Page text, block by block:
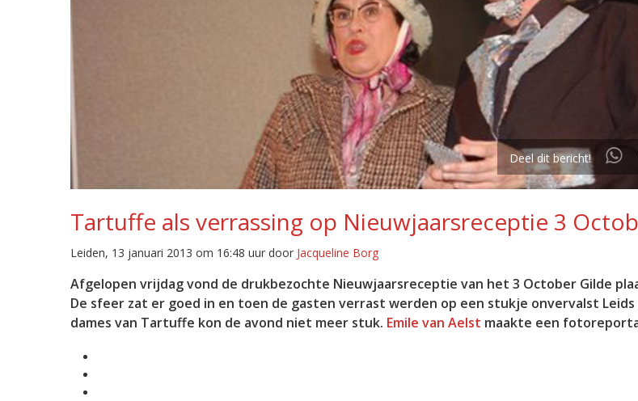
Deel dit bericht!
Tartuffe als verrassing op Nieuwjaarsreceptie 3
Leiden, 13 januari 2013 om 16:48 uur door Jacqueline Borg
Afgelopen vrijdag vond de drukbezochte Nieuwjaarsreceptie van het 3 October Gilde
De sfeer zat er goed in en toen de gasten verrast werden op een stukje onvervalst
dames van Tartuffe kon de avond niet meer stuk. Emile van Aelst maakte een